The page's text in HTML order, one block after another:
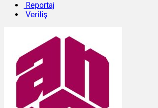
Reportaj
Veriliş